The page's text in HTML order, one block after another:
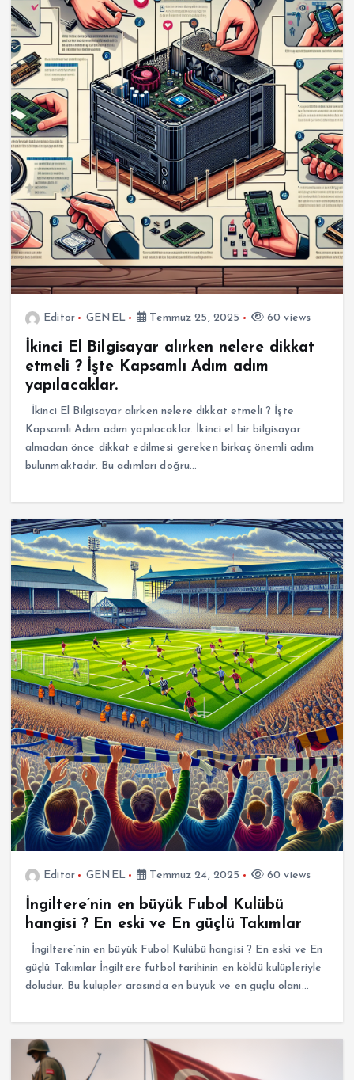
Editor GENEL Temmuz 25, 2025 60 views
İkinci El Bilgisayar alırken nelere dikkat
etmeli ? İşte Kapsamlı Adım adım
yapılacaklar.
İkinci El Bilgisayar alırken nelere dikkat etmeli ? İşte
Kapsamlı Adım adım yapılacaklar. İkinci el bir bilgisayar
almadan önce dikkat edilmesi gereken birkaç önemli adım
bulunmaktadır. Bu adımları doğru…
Editor GENEL Temmuz 24, 2025 60 views
İngiltere’nin en büyük Fubol Kulübü
hangisi ? En eski ve En güçlü Takımlar
İngiltere’nin en büyük Fubol Kulübü hangisi ? En eski ve En
güçlü Takımlar İngiltere futbol tarihinin en köklü kulüpleriyle
doludur. Bu kulüpler arasında en büyük ve en güçlü olanı…